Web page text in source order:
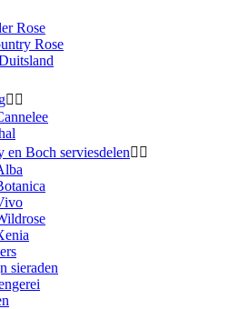
Rose
Rose
 
en Boch serviesdelen 
sieraden